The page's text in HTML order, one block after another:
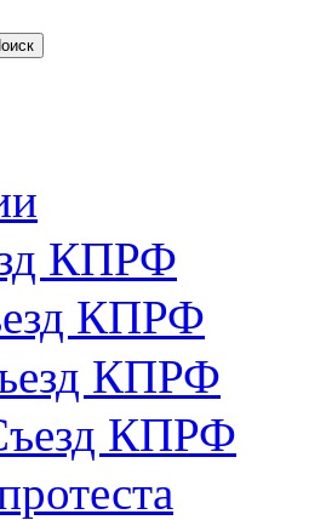
КПРФ
КПРФ
КПРФ
КПРФ